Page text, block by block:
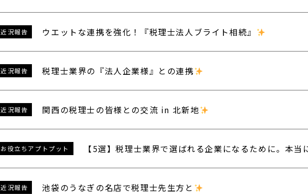
近況報告 ウエットな連携を強化！『税理士法人ブライト相続』
近況報告 税理士業界の『法人企業様』との連携
近況報告 関西の税理士の皆様との交流 in 北新地
お役立ちアプトプット 【5選】税理士業界で選ばれる企業になるために。本当
近況報告 池袋のうなぎの名店で税理士先生方と